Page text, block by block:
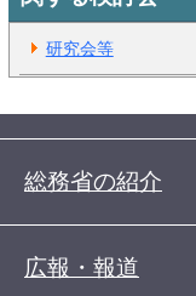
研究会等
総務省の紹介
広報・報道